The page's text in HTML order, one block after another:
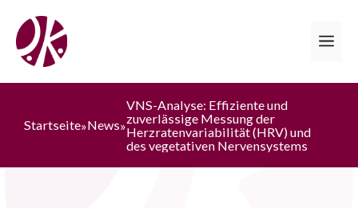
Inhalt
springen
Startseite»News»
VNS-Analyse: Effiziente und
zuverlässige Messung der
Herzratenvariabilität (HRV) und
des vegetativen Nervensystems